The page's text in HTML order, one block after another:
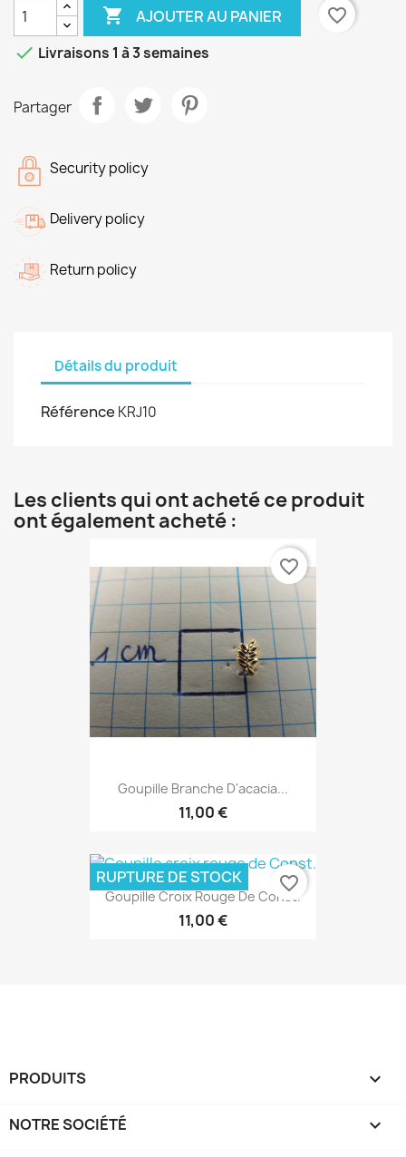
 AJOUTER AU PANIER
favorite_border
 Livraisons 1 à 3 semaines
Partager
Security policy
Delivery policy
Return policy
Détails du produit
Référence KRJ10
Les clients qui ont acheté ce produit
ont également acheté :
Goupille Branche D'acacia...
11,00 €
favorite_border
Goupille Croix Rouge De Const.
11,00 €
RUPTURE DE STOCK favorite_border
PRODUITS 
NOTRE SOCIÉTÉ 